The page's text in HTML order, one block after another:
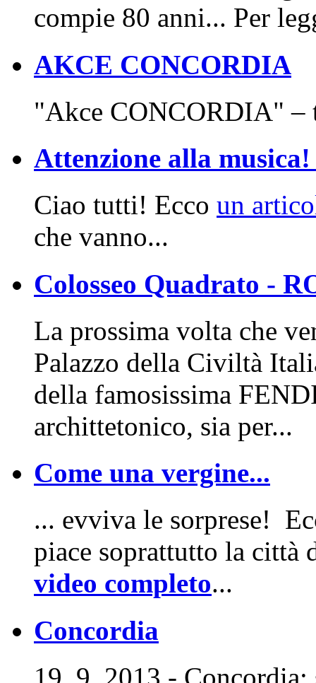
compie 80 anni... Per
AKCE CONCORDIA
"Akce CONCORDIA" –
Attenzione alla
Ciao tutti! Ecco un
che vanno...
Colosseo Quadrato -
La prossima volta che
Palazzo della Civiltà
della famosissima
archittetonico, sia per...
Come una vergine...
... evviva le sorprese!
piace soprattutto la
video completo...
Concordia